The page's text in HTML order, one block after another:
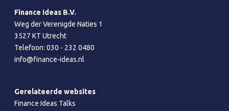
Finance Ideas B.V.
Weg der Verenigde Naties 1
3527 KT Utrecht
Telefoon:030 - 232 0480
info@finance-ideas.nl
Gerelateerde websites
Finance Ideas Talks